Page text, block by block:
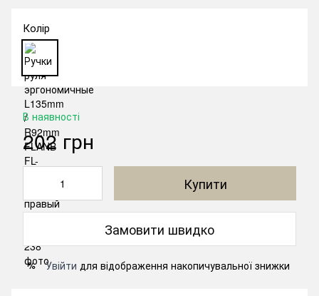
Колір
В наявності
202 грн
Купити
Замовити швидко
% Увійти для відображення накопичувальної знижки